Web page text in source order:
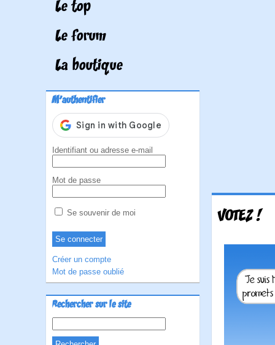
Le top
Le forum
La boutique
M'authentifier
Identifiant ou adresse e-mail
Mot de passe
Se souvenir de moi
Créer un compte
Mot de passe oublié
Rechercher sur le site
VOTEZ !